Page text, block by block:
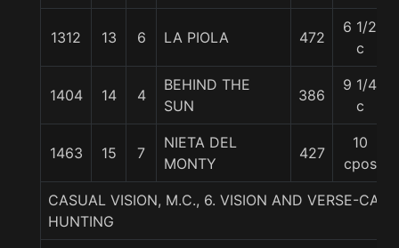
1312 13 6 LA PIOLA 472
6 1/2
c
1404 14 4
BEHIND THE
SUN
386
9 1/4
c
1463 15 7
NIETA DEL
MONTY
427
10
cpos
CASUAL VISION, M.C., 6. VISION AND VERSE-
HUNTING